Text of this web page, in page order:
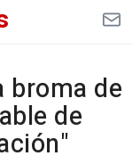
broma de
de